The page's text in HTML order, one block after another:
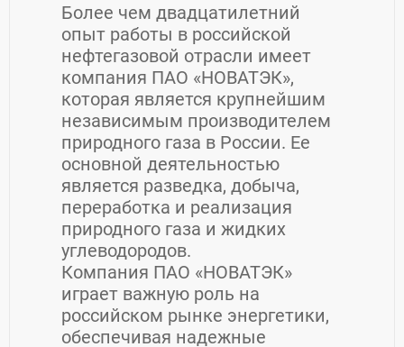
Более чем двадцатилетний
опыт работы в российской
нефтегазовой отрасли имеет
компания ПАО «НОВАТЭК»,
которая является крупнейшим
независимым производителем
природного газа в России. Ее
основной деятельностью
является разведка, добыча,
переработка и реализация
природного газа и жидких
углеводородов.
Компания ПАО «НОВАТЭК»
играет важную роль на
российском рынке энергетики,
обеспечивая надежные